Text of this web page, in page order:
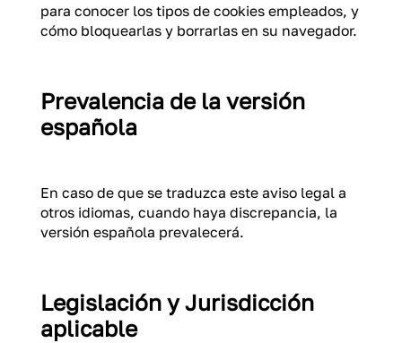
para conocer los tipos de cookies empleados, y
cómo bloquearlas y borrarlas en su navegador.
Prevalencia de la versión
española
En caso de que se traduzca este aviso legal a
otros idiomas, cuando haya discrepancia, la
versión española prevalecerá.
Legislación y Jurisdicción
aplicable